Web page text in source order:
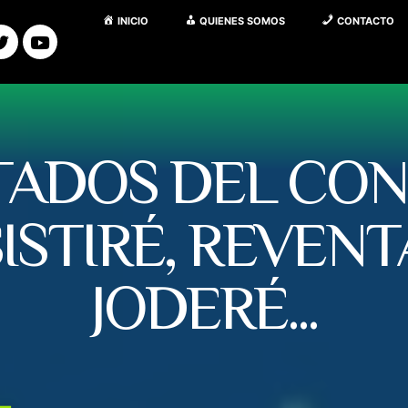
INICIO QUIENES SOMOS CONTACTO
DEL
JODERÉ...